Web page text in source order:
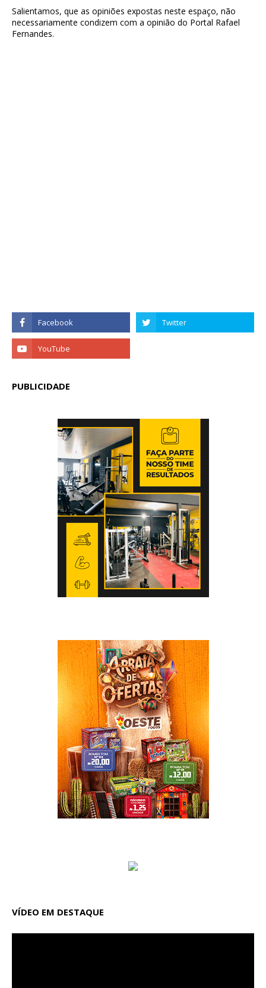
Salientamos, que as opiniões expostas neste espaço, não
necessariamente condizem com a opinião do Portal Rafael
Fernandes.
PUBLICIDADE
VÍDEO EM DESTAQUE